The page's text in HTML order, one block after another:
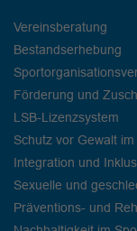
Vereinsberatung
Bestandserhebung
Förderung und
LSB-Lizenzsystem
Schutz vor Gewalt
Integration und
Sexuelle und
Präventions- und